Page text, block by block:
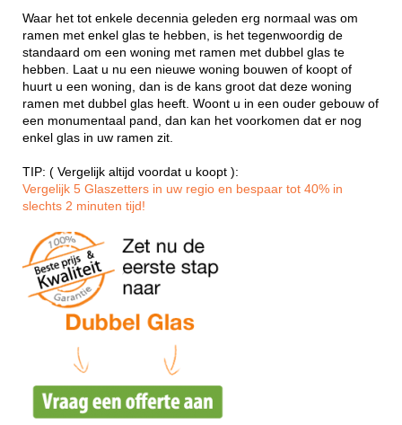
Waar het tot enkele decennia geleden erg normaal was om
ramen met enkel glas te hebben, is het tegenwoordig de
standaard om een woning met ramen met dubbel glas te
hebben. Laat u nu een nieuwe woning bouwen of koopt of
huurt u een woning, dan is de kans groot dat deze woning
ramen met dubbel glas heeft. Woont u in een ouder gebouw of
een monumentaal pand, dan kan het voorkomen dat er nog
enkel glas in uw ramen zit.
TIP: ( Vergelijk altijd voordat u koopt ):
Vergelijk 5 Glaszetters in uw regio en bespaar tot 40% in
slechts 2 minuten tijd!